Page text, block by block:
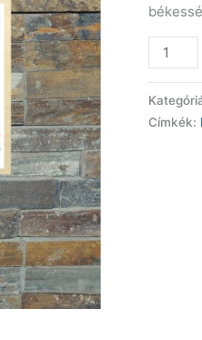
"Áldás,
falitábla
Címkék: